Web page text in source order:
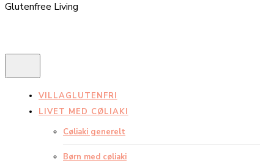
Glutenfree Living
VILLAGLUTENFRI
LIVET MED CØLIAKI
Cøliaki generelt
Børn med cøliaki